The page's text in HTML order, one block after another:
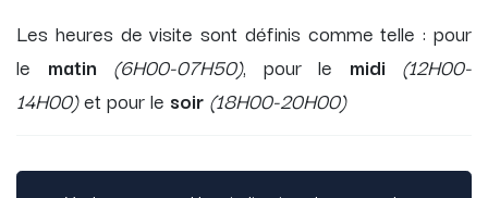
Les heures de visite sont définis comme telle : pour
le matin (6H00-07H50), pour le midi (12H00-
14H00)et pour le soir (18H00-20H00)